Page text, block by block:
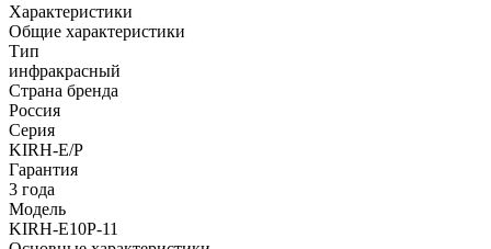
Характеристики
Общие характеристики
Тип
инфракрасный
Страна бренда
Россия
Серия
KIRH-E/P
Гарантия
3 года
Модель
KIRH-E10P-11